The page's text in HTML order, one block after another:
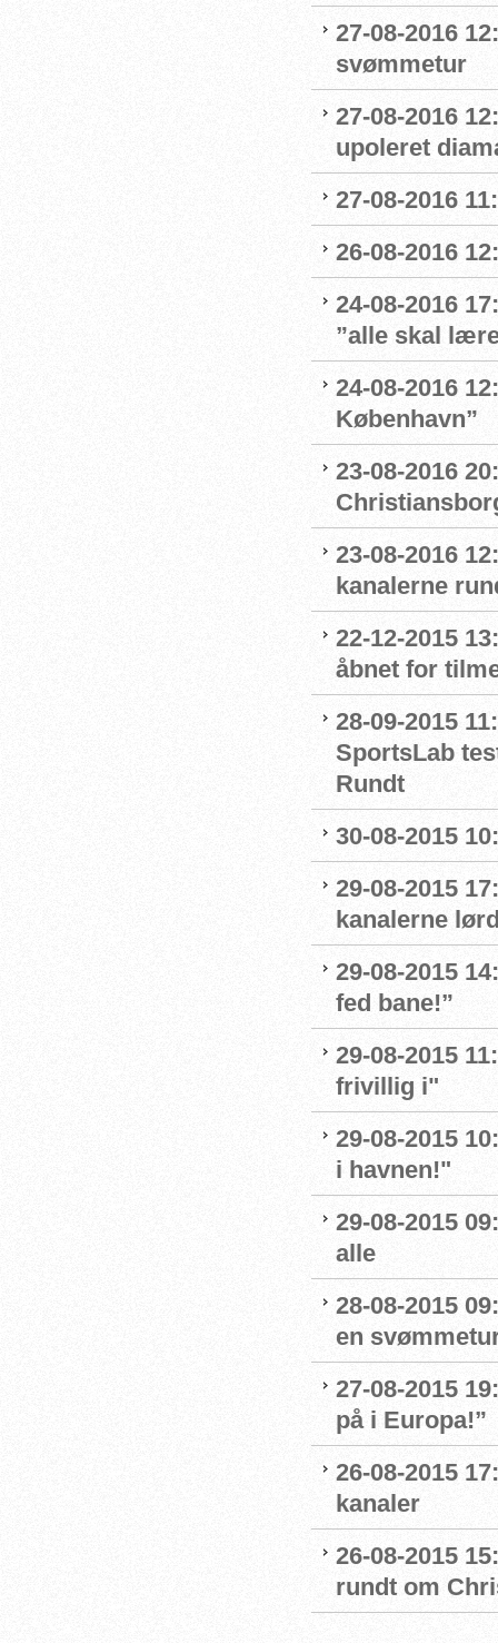
27-08-2016
svømmetur
27-08-2016
upoleret
27-08-2016
26-08-2016
24-08-2016
”alle skal
24-08-2016
København”
23-08-2016
23-08-2016
kanalerne
22-12-2015
åbnet for
28-09-2015
SportsLab
Rundt
30-08-2015
29-08-2015
kanalerne
29-08-2015
fed bane!”
29-08-2015
frivillig i"
29-08-2015
i havnen!"
29-08-2015
alle
28-08-2015
en
27-08-2015
på i Europa!”
26-08-2015
kanaler
26-08-2015
rundt om